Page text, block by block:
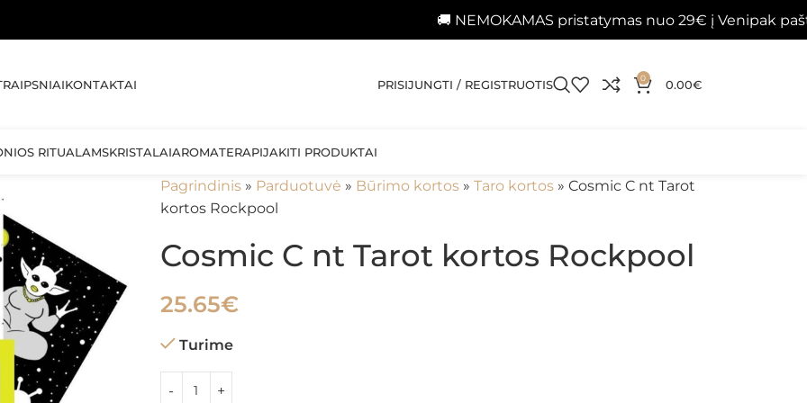
🚚 NEMOKAMAS pristatymas nuo 29€ į Venipak paštomatus
KONTAKTAI PRISIJUNGTI / REGISTRUOTIS 0 0.00€
RITUALAMSKRISTALAIAROMATERAPIJAKITI PRODUKTAI
Pagrindinis» Parduotuvė » Būrimo kortos» Taro kortos» Cosmic C nt Tarot
kortos Rockpool
Cosmic C nt Tarot kortos Rockpool
25.65€
Turime